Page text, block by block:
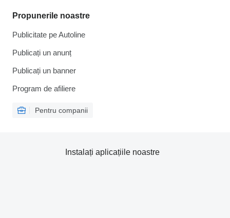
Propunerile noastre
Publicitate pe Autoline
Publicați un anunț
Publicați un banner
Program de afiliere
Pentru companii
Instalați aplicațiile noastre